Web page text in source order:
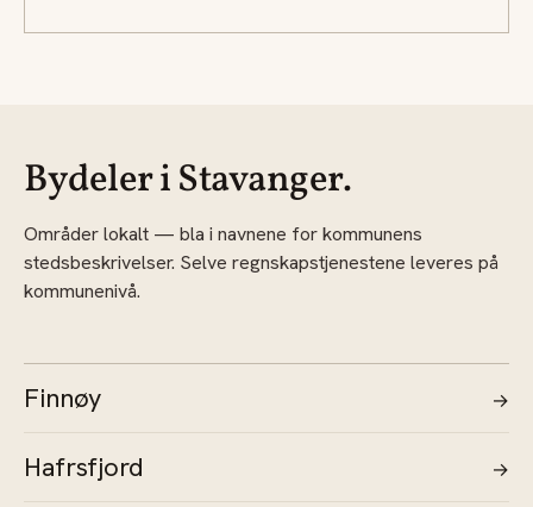
Bydeler i Stavanger.
Områder lokalt — bla i navnene for kommunens
stedsbeskrivelser. Selve regnskapstjenestene leveres på
kommunenivå.
Finnøy →
Hafrsfjord →